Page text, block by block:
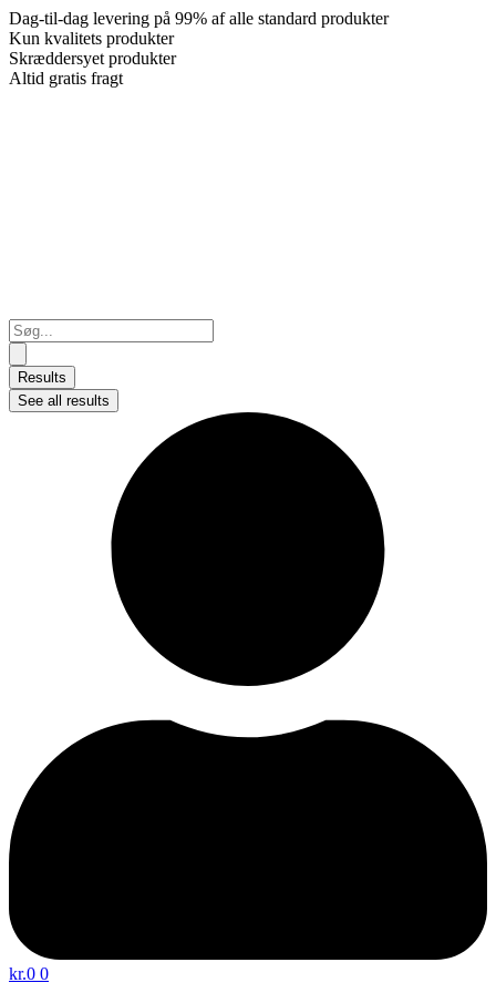
Dag-til-dag levering på 99% af alle standard produkter
Kun kvalitets produkter
Skræddersyet produkter
Altid gratis fragt
Search
...
Results
See all results
kr.0 0